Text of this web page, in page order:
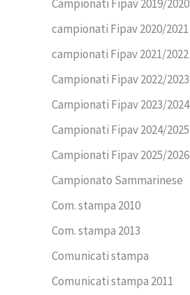
Campionati Fipav 2019/2020
campionati Fipav 2020/2021
campionati Fipav 2021/2022
Campionati Fipav 2022/2023
Campionati Fipav 2023/2024
Campionati Fipav 2024/2025
Campionati Fipav 2025/2026
Campionato Sammarinese
Com. stampa 2010
Com. stampa 2013
Comunicati stampa
Comunicati stampa 2011